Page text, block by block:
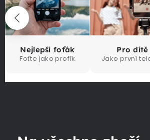
Nejlepší foťák
Foťte jako profík
Pro dítě
Jako první